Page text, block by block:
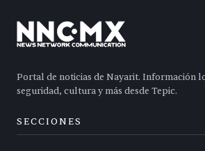
Portal de noticias de Nayarit. Información
seguridad, cultura y más desde Tepic.
SECCIONES